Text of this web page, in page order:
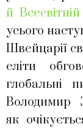
й
усього
Швейцарії
еліти
глобальні
Володимир
як